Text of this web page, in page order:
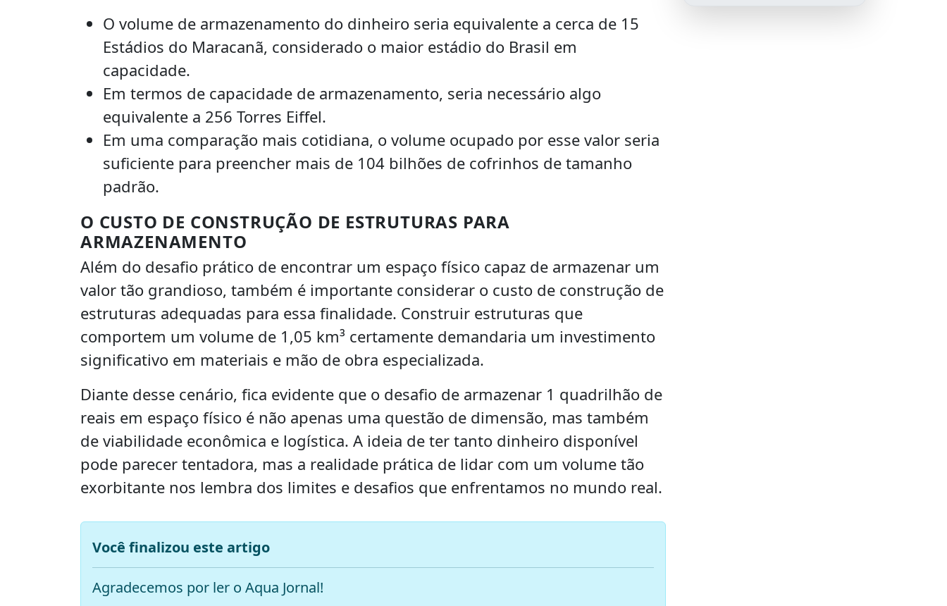
O volume de armazenamento do dinheiro seria equivalente a cerca de 15
Estádios do Maracanã, considerado o maior estádio do Brasil em
capacidade.
Em termos de capacidade de armazenamento, seria necessário algo
equivalente a 256 Torres Eiffel.
Em uma comparação mais cotidiana, o volume ocupado por esse valor seria
suficiente para preencher mais de 104 bilhões de cofrinhos de tamanho
padrão.
O CUSTO DE CONSTRUÇÃO DE ESTRUTURAS PARA
ARMAZENAMENTO
Além do desafio prático de encontrar um espaço físico capaz de armazenar um
valor tão grandioso, também é importante considerar o custo de construção de
estruturas adequadas para essa finalidade. Construir estruturas que
comportem um volume de 1,05 km³ certamente demandaria um investimento
significativo em materiais e mão de obra especializada.
Diante desse cenário, fica evidente que o desafio de armazenar 1 quadrilhão de
reais em espaço físico é não apenas uma questão de dimensão, mas também
de viabilidade econômica e logística. A ideia de ter tanto dinheiro disponível
pode parecer tentadora, mas a realidade prática de lidar com um volume tão
exorbitante nos lembra dos limites e desafios que enfrentamos no mundo real.
Você finalizou este artigo
Agradecemos por ler o Aqua Jornal!